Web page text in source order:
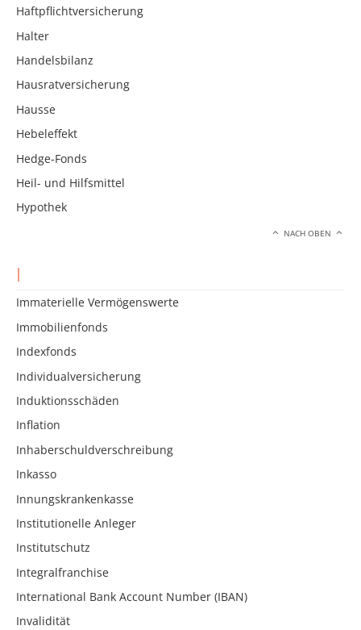
Haftpflichtversicherung
Halter
Handelsbilanz
Hausratversicherung
Hausse
Hebeleffekt
Hedge-Fonds
Heil- und Hilfsmittel
Hypothek
NACH OBEN
I
Immaterielle Vermögenswerte
Immobilienfonds
Indexfonds
Individualversicherung
Induktionsschäden
Inflation
Inhaberschuldverschreibung
Inkasso
Innungskrankenkasse
Institutionelle Anleger
Institutschutz
Integralfranchise
International Bank Account Number (IBAN)
Invalidität